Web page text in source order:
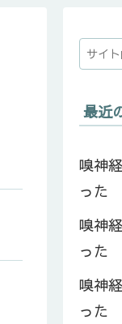
最近
嗅神
っ
嗅神
っ
嗅神
っ